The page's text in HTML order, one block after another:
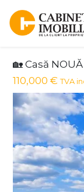
🏡 Casă
110,000 € TVA